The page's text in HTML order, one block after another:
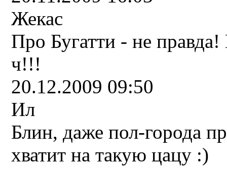
Жекас
Про Бугатти - не
ч!!!
20.12.2009 09:50
Ил
Блин, даже пол-города
хватит на такую цацу :)